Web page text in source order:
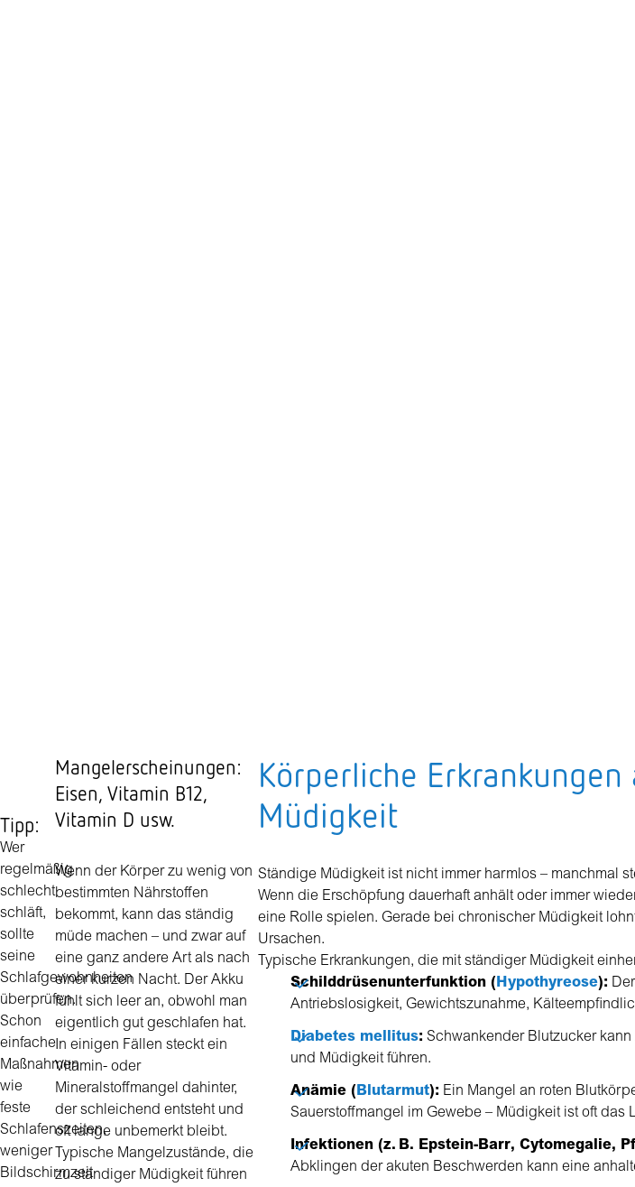
Tipp:
Wer
regelmäßig
schlecht
schläft,
sollte
seine
Schlafgewohnheiten
überprüfen.
Schon
einfache
Maßnahmen
wie
feste
Schlafenszeiten,
weniger
Bildschirmzeit
Mangelerscheinungen:
Eisen, Vitamin B12,
Vitamin D usw.
Wenn der Körper zu wenig von
bestimmten Nährstoffen
bekommt, kann das ständig
müde machen – und zwar auf
eine ganz andere Art als nach
einer kurzen Nacht. Der Akku
fühlt sich leer an, obwohl man
eigentlich gut geschlafen hat.
In einigen Fällen steckt ein
Vitamin- oder
Mineralstoffmangel dahinter,
der schleichend entsteht und
oft lange unbemerkt bleibt.
Typische Mangelzustände, die
zu ständiger Müdigkeit führen
Körperliche Erkrankungen
Müdigkeit
Ständige Müdigkeit ist nicht immer harmlos – manchmal
Wenn die Erschöpfung dauerhaft anhält oder immer
eine Rolle spielen. Gerade bei chronischer Müdigkeit
Ursachen.
Typische Erkrankungen, die mit ständiger Müdigkeit
Schilddrüsenunterfunktion ( Hypothyreose):
Antriebslosigkeit, Gewichtszunahme,
Diabetes mellitus: Schwankender Blutzucker
und Müdigkeit führen.
Anämie ( Blutarmut): Ein Mangel an roten
Sauerstoffmangel im Gewebe – Müdigkeit ist oft das
Infektionen (z. B. Epstein-Barr, Cytomegalie,
Abklingen der akuten Beschwerden kann eine